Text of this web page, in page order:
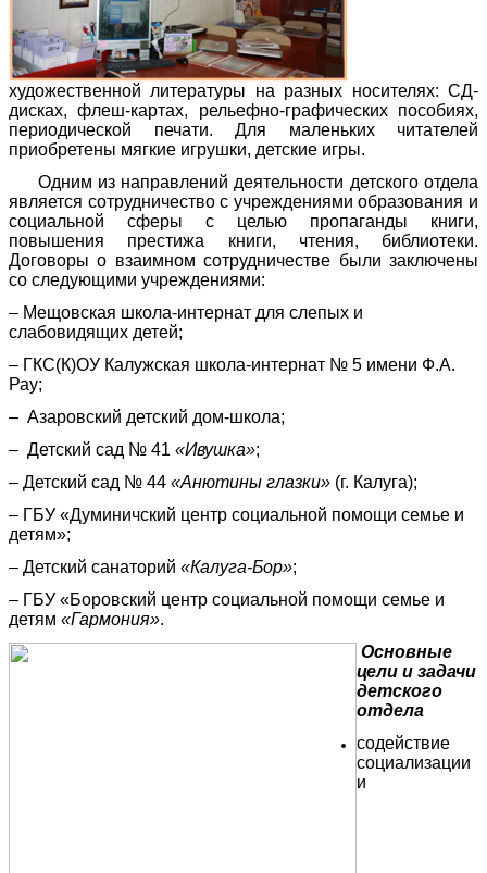
художественной литературы на разных носителях: СД-
дисках, флеш-картах, рельефно-графических пособиях,
периодической печати. Для маленьких читателей
приобретены мягкие игрушки, детские игры.
Одним из направлений деятельности детского отдела
является сотрудничество с учреждениями образования и
социальной сферы с целью пропаганды книги,
повышения престижа книги, чтения, библиотеки.
Договоры о взаимном сотрудничестве были заключены
со следующими учреждениями:
– Мещовская школа-интернат для слепых и
слабовидящих детей;
– ГКС(К)ОУ Калужская школа-интернат № 5 имени Ф.А.
Рау;
– Азаровский детский дом-школа;
– Детский сад № 41 «Ивушка»;
– Детский сад № 44 «Анютины глазки» (г. Калуга);
– ГБУ «Думиничский центр социальной помощи семье и
детям»;
– Детский санаторий «Калуга-Бор»;
– ГБУ «Боровский центр социальной помощи семье и
детям «Гармония».
Основные
цели и задачи
детского
отдела
содействие
социализации
и